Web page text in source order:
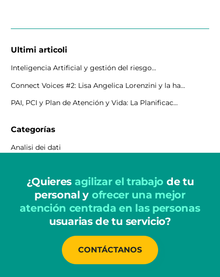
Ultimi articoli
Inteligencia Artificial y gestión del riesgo...
Connect Voices #2: Lisa Angelica Lorenzini y la ha...
PAI, PCI y Plan de Atención y Vida: La Planificac...
Categorías
Analisi dei dati
¿Quieres agilizar el trabajo de tu
personal y ofrecer una mejor
atención centrada en las personas
usuarias de tu servicio?
CONTÁCTANOS